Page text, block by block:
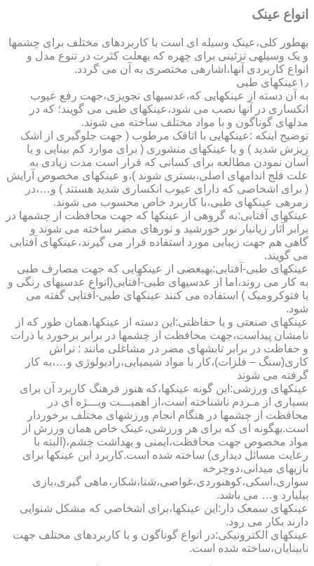
انواع عینک
به­طور کلی،عینک وسیله ای است با کاربردهای مختلف برای چشمها
و یک وسیله­ی تزئینی برای چهره که به­علت کثرت در تنوع مدل و
انواع کاربردی آنها،اشاره­ی مختصری به آن می گردد.
۱٫عینکهای طبی
به آن دسته از عینکهایی که،عدسیهای تجویزی،جهت رفع عیوب
انکساری در آنها نصب می شود،عینکهای طبی می گویند؛ که در
مدلهای گوناگون و با مواد مختلف ساخته می شوند.
توضیح اینکه :عینکهایی با اتاقک مرطوب ( جهت جلوگیری از اشک
ریزش شدید ) و یا عینکهای منشوری ( برای موارد کم بینایی و یا
آسان نمودن مطالعه برای کسانی که قرار است مدت زیادی به
علت فلج اندامهای اصلی،بستری شوند )،و عینکهای مخصوص آرایش
( برای اشخاصی که دارای عیوب انکساری شدید هستند ) و…،در
زمره­ی عینکهای طبی،با کاربرد خاص محسوب می شوند.
عینکهای آفتابی:به گروهی از عینکها که جهت محافظت از چشمها در
برابر آثار زیانبار نور خورشید و نورهای مضر ساخته می شوند و
گاهی هم جهت زیبایی مورد استفاده قرار می گیرند،عینکهای آفتابی
می گویند.
عینکهای طبی-آفتابی:به­بعضی از عینکهایی که جهت مصارف طبی
به کار می روند،اما از عدسیهای طبی-آفتابی(انواع عدسیهای رنگی و
یا فتوکرومیک ) استفاده می کنند عینکهای طبی-آفتابی گفته می
شود.
عینکهای صنعتی و یا حفاظتی:این دسته از عینکها،همان طور که از
نامشان پیداست،جهت محافظت از چشمها در برابر برخورد با ذرات
و حفاظت در برابر تابشهای مضر در مشاغلی مانند : تراش
کاری(سنگ – فلزات)،کار با مواد شیمیایی،رادیولوژی و…،به کار
گرفته می شوند
عینکهای ورزشی:این گونه عینکها،که هنوز فرهنگ کاربرد آن برای
بسیاری از مـردم ناشناخته است،از اهمیـــت ویـــژه ای در
محافظت از چشمها در هنگام انجام ورزشهای مختلف برخوردار
است.به­گونه ای که برای هر ورزشی،عینک خاص همان ورزش از
مواد مخصوص جهت محافظت،ایمنی و بهداشت چشم،(البته با
رعایت مسائل دیداری) ساخته شده است.کاربرد این عینکها برای
بازیهای میدانی،دوچرخه
سواری،اسکی،کوهنوردی،غواصی،شنا،شکار،ماهی گیری،بازی
بیلیارد و… می باشد.
عینکهای سمعک دار:این عینکها،برای اشخاصی که مشکل شنوایی
دارند بکار می رود.
عینکهای الکترونیکی:در انواع گوناگون و با کاربردهای مختلف جهت
نابینایان،ساخته شده است.